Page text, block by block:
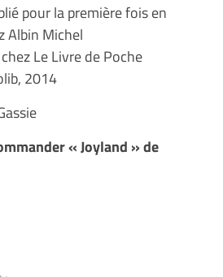
pour la première fois en
Albin Michel
Le Livre de Poche
2014
« Joyland » de